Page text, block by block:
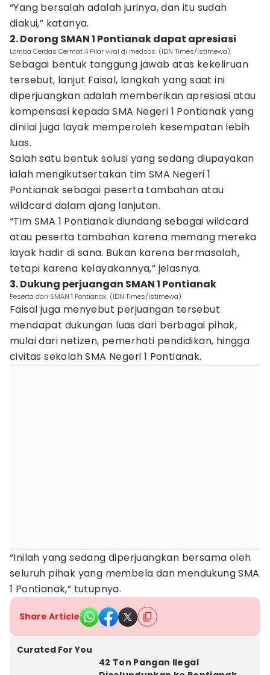
“Yang bersalah adalah jurinya, dan itu sudah
diakui,” katanya.
2. Dorong SMAN 1 Pontianak dapat apresiasi
Lomba Cerdas Cermat 4 Pilar viral di medsos. (IDN Times/istimewa).
Sebagai bentuk tanggung jawab atas kekeliruan
tersebut, lanjut Faisal, langkah yang saat ini
diperjuangkan adalah memberikan apresiasi atau
kompensasi kepada SMA Negeri 1 Pontianak yang
dinilai juga layak memperoleh kesempatan lebih
luas.
Salah satu bentuk solusi yang sedang diupayakan
ialah mengikutsertakan tim SMA Negeri 1
Pontianak sebagai peserta tambahan atau
wildcard dalam ajang lanjutan.
“Tim SMA 1 Pontianak diundang sebagai wildcard
atau peserta tambahan karena memang mereka
layak hadir di sana. Bukan karena bermasalah,
tetapi karena kelayakannya,” jelasnya.
3. Dukung perjuangan SMAN 1 Pontianak
Peserta dari SMAN 1 Pontianak. (IDN Times/istimewa).
Faisal juga menyebut perjuangan tersebut
mendapat dukungan luas dari berbagai pihak,
mulai dari netizen, pemerhati pendidikan, hingga
civitas sekolah SMA Negeri 1 Pontianak.
“Inilah yang sedang diperjuangkan bersama oleh
seluruh pihak yang membela dan mendukung SMA
1 Pontianak,” tutupnya.
Share Article
Curated For You
42 Ton Pangan Ilegal